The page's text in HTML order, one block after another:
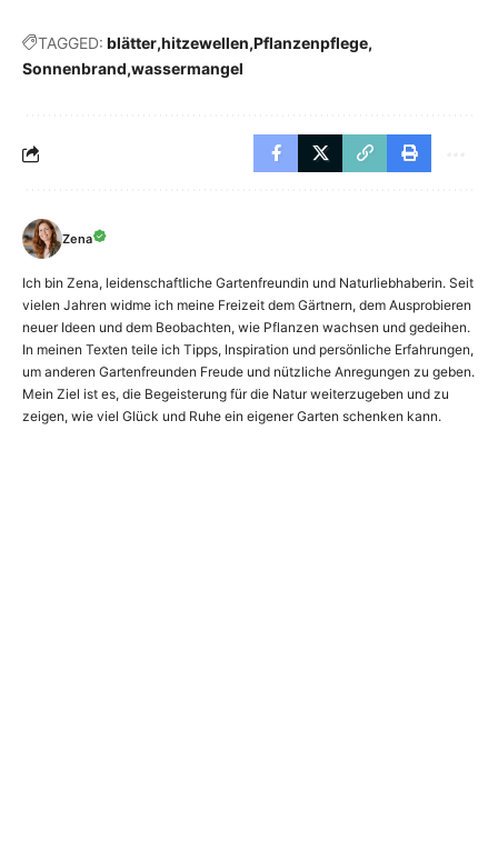
TAGGED: blätter hitzewellen Pflanzenpflege
Sonnenbrand wassermangel
Zena
Ich bin Zena, leidenschaftliche Gartenfreundin und Naturliebhaberin. Seit
vielen Jahren widme ich meine Freizeit dem Gärtnern, dem Ausprobieren
neuer Ideen und dem Beobachten, wie Pflanzen wachsen und gedeihen.
In meinen Texten teile ich Tipps, Inspiration und persönliche Erfahrungen,
um anderen Gartenfreunden Freude und nützliche Anregungen zu geben.
Mein Ziel ist es, die Begeisterung für die Natur weiterzugeben und zu
zeigen, wie viel Glück und Ruhe ein eigener Garten schenken kann.